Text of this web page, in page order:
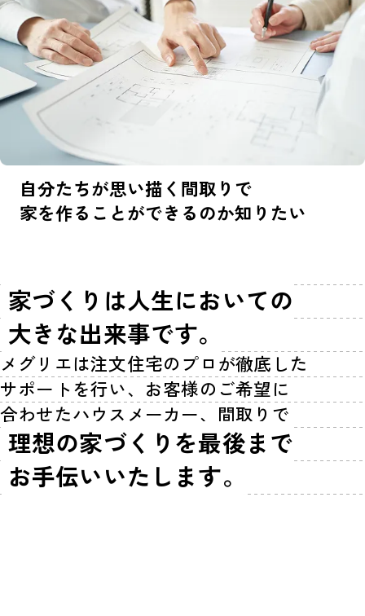
自分たちが思い描く間取りで
家を作ることができるのか知りたい
家づくりは人生においての
大きな出来事です。
メグリエは注文住宅のプロが徹底した
サポートを行い、お客様のご希望に
合わせたハウスメーカー、間取りで
理想の家づくりを最後まで
お手伝いいたします。